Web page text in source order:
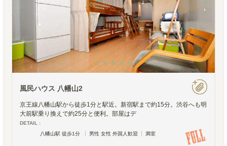
風民ハウス 八幡山2
京王線八幡山駅から徒歩1分と駅近。新宿駅まで約15分。渋谷へも明
大前駅乗り換えで約25分と便利。部屋はデ
DETAIL :
八幡山駅 徒歩1分
男性 女性 外国人歓迎 満室